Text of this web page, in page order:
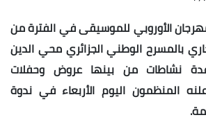
ال26 للمهرجان الأوروبي للموسيقى في الفترة من
الجاري بالمسرح الوطني الجزائري محي الدين
نشاطات من بينها عروض وحفلات
المنظمون اليوم الأربعاء في ندوة